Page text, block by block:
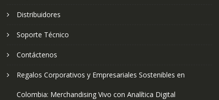
Distribuidores
Soporte Técnico
Contáctenos
Regalos Corporativos y Empresariales Sostenibles en
Colombia: Merchandising Vivo con Analítica Digital